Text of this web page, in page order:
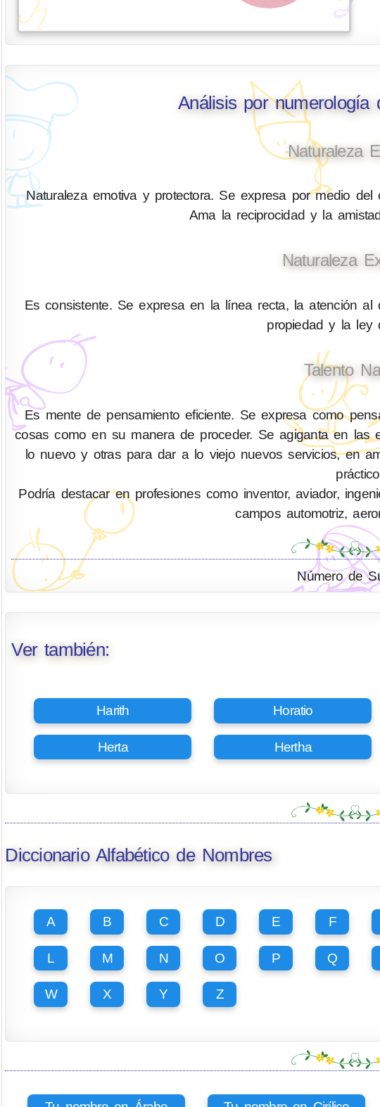
Análisis por numerología
Naturaleza
Naturaleza emotiva y protectora. Se expresa por medio
Ama la reciprocidad y la
Naturaleza
Es consistente. Se expresa en la línea recta, la atención
propiedad y la ley
Talento
Es mente de pensamiento eficiente. Se expresa como
cosas como en su manera de proceder. Se agiganta en las
lo nuevo y otras para dar a lo viejo nuevos servicios, en
Podría destacar en profesiones como inventor, aviador,
campos automotriz,
Número de
Ver también:
Harith Horatio
Herta Hertha
Diccionario Alfabético de Nombres
A B C D E F
L M N O P Q
W X Y Z